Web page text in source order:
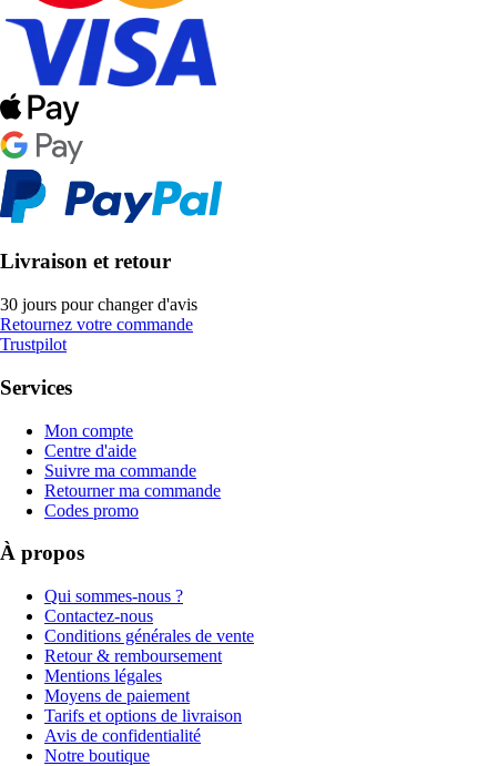
Livraison et retour
30 jours pour changer d'avis
Retournez votre commande
Trustpilot
Services
Mon compte
Centre d'aide
Suivre ma commande
Retourner ma commande
Codes promo
À propos
Qui sommes-nous ?
Contactez-nous
Conditions générales de vente
Retour & remboursement
Mentions légales
Moyens de paiement
Tarifs et options de livraison
Avis de confidentialité
Notre boutique